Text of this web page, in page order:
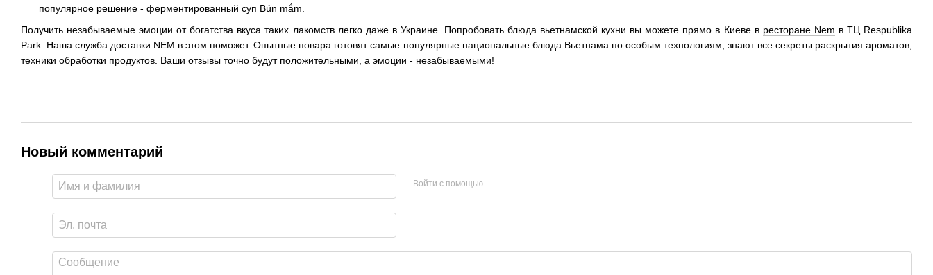
популярное решение - ферментированный суп Bún mắm.
Получить незабываемые эмоции от богатства вкуса таких лакомств легко даже в Украине. Попробовать блюда вьетнамской кухни вы можете прямо в Киеве в ресторане Nem в ТЦ Respublika
Park. Нашаслужба доставки NEM в этом поможет. Опытные повара готовят самые популярные национальные блюда Вьетнама по особым технологиям, знают все секреты раскрытия ароматов,
техники обработки продуктов. Ваши отзывы точно будут положительными, а эмоции - незабываемыми!
Новый комментарий
Войти с помощью